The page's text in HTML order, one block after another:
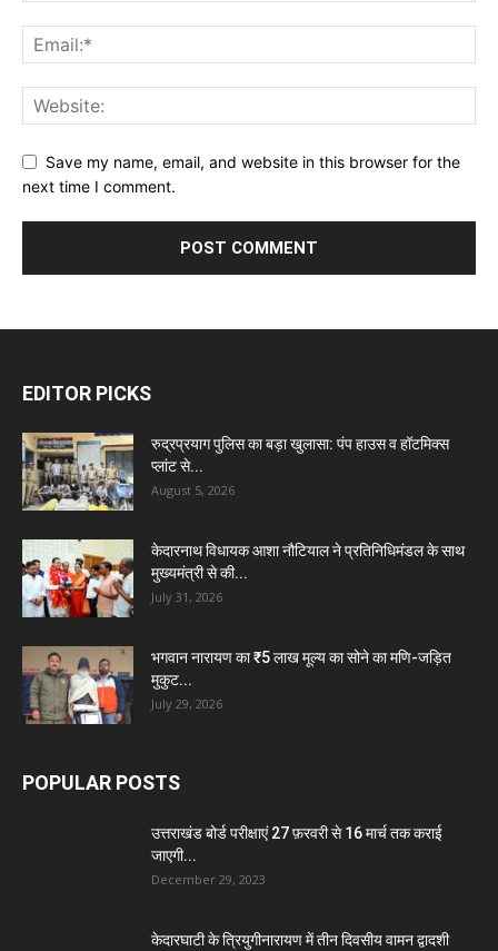
Save my name, email, and website in this browser for the
next time I comment.
EDITOR PICKS
रुद्रप्रयाग पुलिस का बड़ा खुलासा: पंप हाउस व हॉटमिक्स
प्लांट से...
August 5, 2026
केदारनाथ विधायक आशा नौटियाल ने प्रतिनिधिमंडल के साथ
मुख्यमंत्री से की...
July 31, 2026
भगवान नारायण का ₹5 लाख मूल्य का सोने का मणि-जड़ित
मुकुट...
July 29, 2026
POPULAR POSTS
उत्तराखंड बोर्ड परीक्षाएं 27 फ़रवरी से 16 मार्च तक कराई
जाएगी...
December 29, 2023
केदारघाटी के त्रियुगीनारायण में तीन दिवसीय वामन द्वादशी